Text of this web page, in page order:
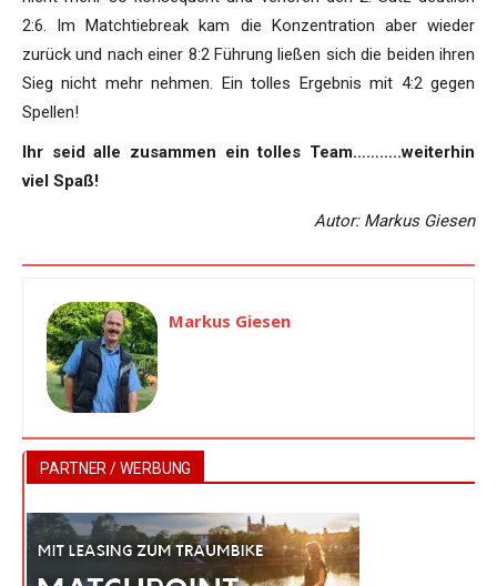
2:6. Im Matchtiebreak kam die Konzentration aber wieder
zurück und nach einer 8:2 Führung ließen sich die beiden ihren
Sieg nicht mehr nehmen. Ein tolles Ergebnis mit 4:2 gegen
Spellen!
Ihr seid alle zusammen ein tolles Team………..weiterhin
viel Spaß!
Autor: Markus Giesen
Markus Giesen
PARTNER / WERBUNG